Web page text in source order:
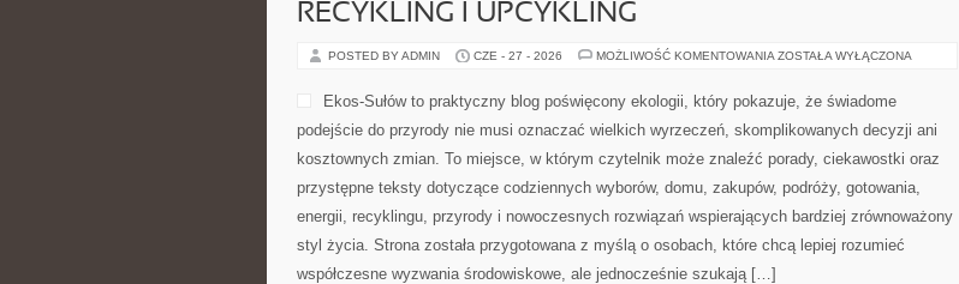
RECYKLING I UPCYKLING
POSTED BY ADMIN CZE - 27 - 2026 MOŻLIWOŚĆ KOMENTOWANIA RECYKLING
ZOSTAŁA WYŁĄCZONA
Ekos-Sułów to praktyczny blog poświęcony ekologii, który pokazuje, że świadome
podejście do przyrody nie musi oznaczać wielkich wyrzeczeń, skomplikowanych decyzji ani
kosztownych zmian. To miejsce, w którym czytelnik może znaleźć porady, ciekawostki oraz
przystępne teksty dotyczące codziennych wyborów, domu, zakupów, podróży, gotowania,
energii, recyklingu, przyrody i nowoczesnych rozwiązań wspierających bardziej zrównoważony
styl życia. Strona została przygotowana z myślą o osobach, które chcą lepiej rozumieć
współczesne wyzwania środowiskowe, ale jednocześnie szukają […]